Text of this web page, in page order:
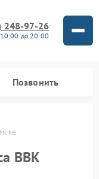
248-97-26
10:00 до 20:00
Позвонить
BBK